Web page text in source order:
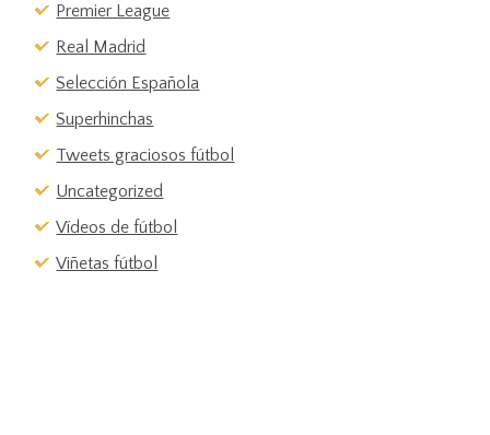
Premier League
Real Madrid
Selección Española
Superhinchas
Tweets graciosos fútbol
Uncategorized
Vídeos de fútbol
Viñetas fútbol